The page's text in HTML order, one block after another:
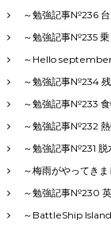
～勉強記事№236 台
～勉強記事№235 乗
～Hello
～勉強記事№234 残
～勉強記事№233 食
～勉強記事№232 熱
～勉強記事№231 脱
～梅雨がやってきま
～勉強記事№230
～BattleShip